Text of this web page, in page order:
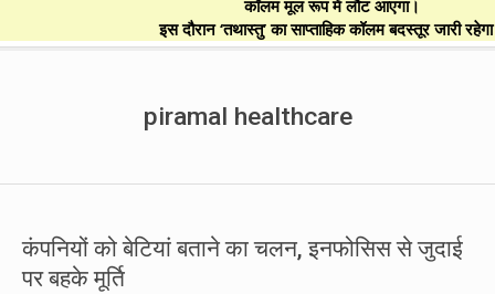
BE
FINANCIALLY
CLEVER!
कॉलम मूल रूप में लौट आएगा।
इस दौरान ‘तथास्तु’ का साप्ताहिक कॉलम बदस्तूर जारी
piramal healthcare
कंपनियों को बेटियां बताने का चलन, इनफोसिस से जुदाई
पर बहके मूर्ति